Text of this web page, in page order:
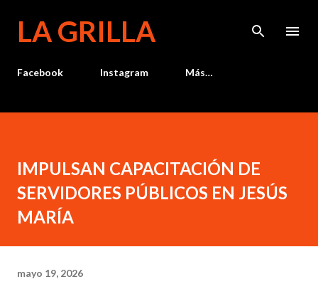
LA GRILLA
Facebook Instagram Más…
IMPULSAN CAPACITACIÓN DE
SERVIDORES PÚBLICOS EN JESÚS
MARÍA
mayo 19, 2026